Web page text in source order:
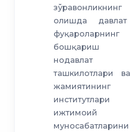
олишда давлат
бошқариш
нодавлат
ташкилотлари
ижтимоий
муносабатларини